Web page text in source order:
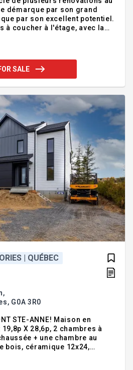
démarque par son grand
par son excellent potentiel.
à coucher à l'étage, avec la
existants au rez-de-
mode de vie dynamique à
à proximité des
possibilités... à voir !
SALE
| QUÉBEC
G0A 3R0
STE-ANNE! Maison en
X 28,6p, 2 chambres à
+ une chambre au
bois, céramique 12x24,
podium, douche